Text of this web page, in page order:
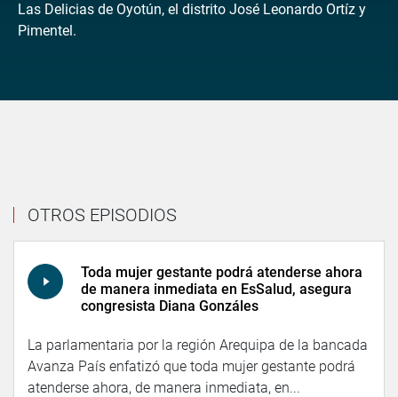
Las Delicias de Oyotún, el distrito José Leonardo Ortíz y
Pimentel.
OTROS EPISODIOS
Toda mujer gestante podrá atenderse ahora
de manera inmediata en EsSalud, asegura
congresista Diana Gonzáles
La parlamentaria por la región Arequipa de la bancada
Avanza País enfatizó que toda mujer gestante podrá
atenderse ahora, de manera inmediata, en...